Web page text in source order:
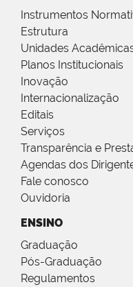
Instrumentos
Estrutura
Unidades
Planos Institucionais
Inovação
Internacionalização
Editais
Serviços
Transparência e
Agendas dos
Fale conosco
Ouvidoria
ENSINO
Graduação
Pós-Graduação
Regulamentos